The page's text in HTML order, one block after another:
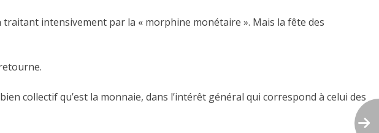
intensivement par la « morphine monétaire ». Mais la fête des
collectif qu’est la monnaie, dans l’intérêt général qui correspond à celui des